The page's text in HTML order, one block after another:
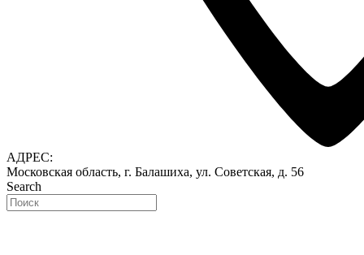
АДРЕС:
Московская область, г. Балашиха, ул. Советская, д. 56
Search